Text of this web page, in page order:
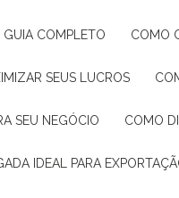
GUIA COMPLETO
SEUS LUCROS
SEU NEGÓCIO COMO
IDEAL PARA